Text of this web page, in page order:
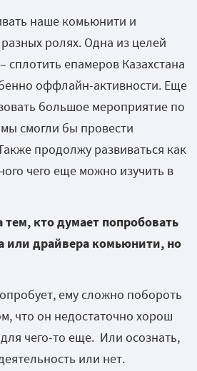
наше комьюнити и
ролях. Одна из целей
сплотить епамеров Казахстана
оффлайн-активности. Еще
большое мероприятие по
смогли бы провести
продолжу развиваться как
чего еще можно изучить в
тем, кто думает попробовать
или драйвера комьюнити, но
ему сложно побороть
что он недостаточно хорош
чего-то еще. Или осознать,
или нет.